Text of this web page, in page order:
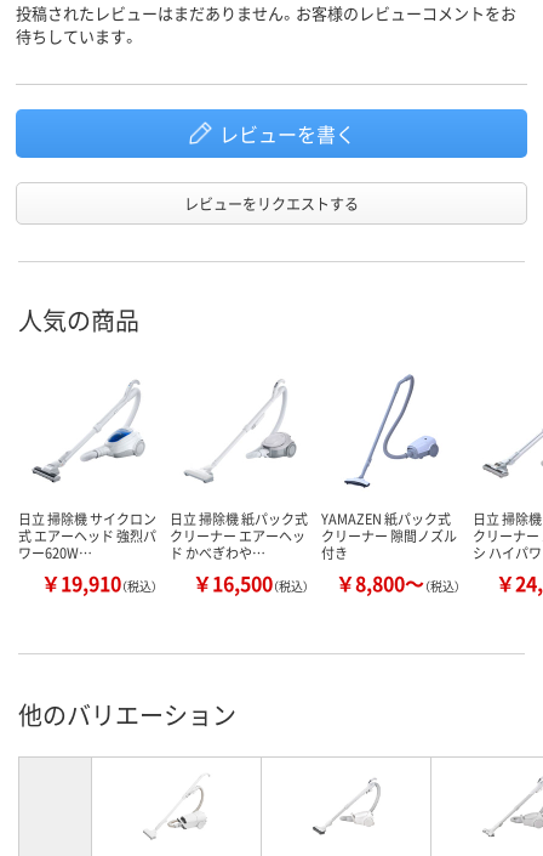
投稿されたレビューはまだありません。お客様のレビューコメントをお
待ちしています。
レビューを書く
レビューをリクエストする
人気の商品
日立 掃除機 サイクロン
式 エアーヘッド 強烈パ
ワー620W…
￥19,910（税込）
日立 掃除機 紙パック式
クリーナー エアーヘッ
ド かべぎわや…
￥16,500（税込）
YAMAZEN 紙パック式
クリーナー 隙間ノズル
付き
￥8,800～（税込）
日立 掃除
クリーナ
シ ハイパ
￥
他のバリエーション